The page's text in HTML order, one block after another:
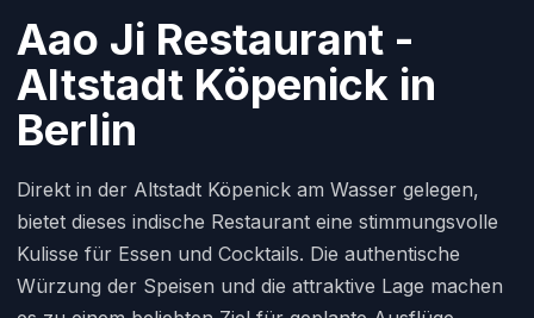
Aao Ji Restaurant -
Altstadt Köpenick in
Berlin
Direkt in der Altstadt Köpenick am Wasser gelegen,
bietet dieses indische Restaurant eine stimmungsvolle
Kulisse für Essen und Cocktails. Die authentische
Würzung der Speisen und die attraktive Lage machen